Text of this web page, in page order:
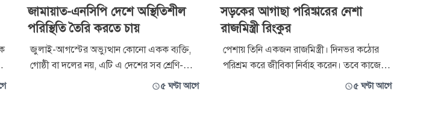
জামায়াত-এনসিপি দেশে অস্থিতিশীল
পরিস্থিতি তৈরি করতে চায়
জুলাই-আগস্টের অভ্যুত্থান কোনো একক ব্যক্তি,
গোষ্ঠী বা দলের নয়, এটি এ দেশের সব শ্রেণি-
পেশার মানুষের আন্দোলনের ফসল বলে মন্তব্য
৫ ঘণ্টা আগে
সড়কের আগাছা পরিষ্কারের নেশা
রাজমিস্ত্রী রিংকুর
পেশায় তিনি একজন রাজমিস্ত্রী। দিনভর কঠোর
পরিশ্রম করে জীবিকা নির্বাহ করেন। তবে কাজের
ফাঁকে কিংবা কর্মস্থলে যাওয়া-আসার পথে নিজের
৫ ঘণ্টা আগে